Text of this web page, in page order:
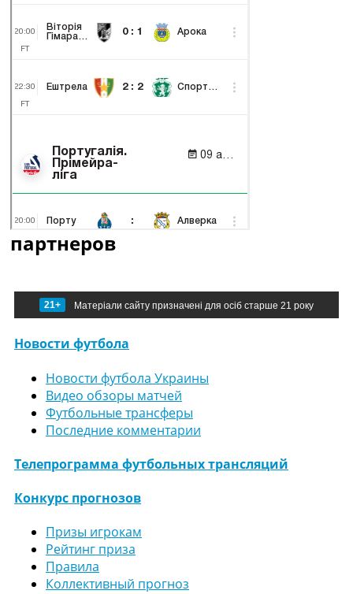
партнеров
21+ Матеріали сайту призначені для осіб старше 21 року
Новости футбола
Новости футбола Украины
Видео обзоры матчей
Футбольные трансферы
Последние комментарии
Телепрограмма футбольных трансляций
Конкурс прогнозов
Призы игрокам
Рейтинг приза
Правила
Коллективный прогноз